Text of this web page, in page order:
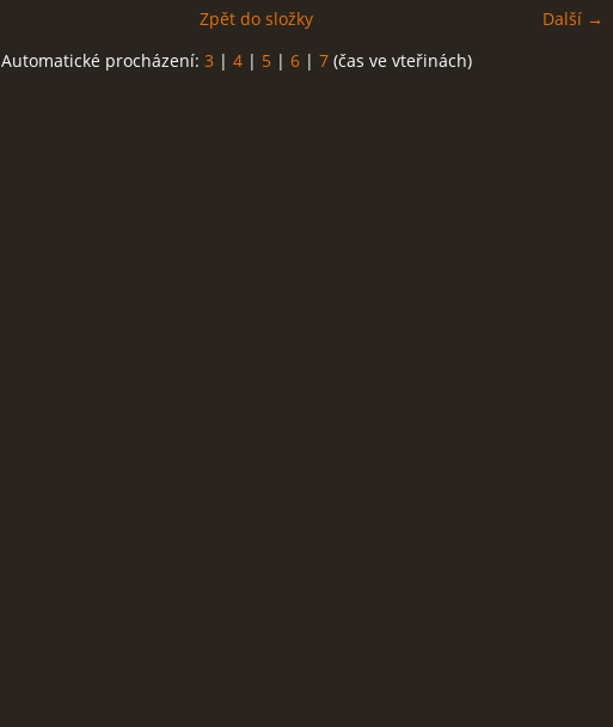
Další →
Zpět do složky
Automatické procházení: 3 | 4 | 5 | 6 | 7 (čas ve vteřinách)